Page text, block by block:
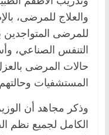
والعلاج للمرضى،
للمرضى المتواجدين
التنفس الصناعي،
حالات المرضى
المستشفيات
وذكر مجاهد أن
الكامل لجميع نظم